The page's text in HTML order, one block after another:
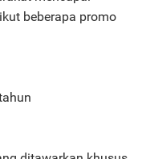
beberapa promo